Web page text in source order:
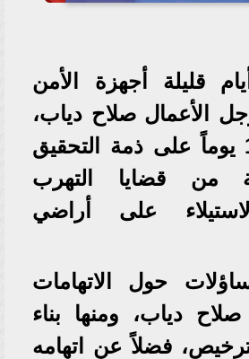
قليلة أجهزة الأمن
الأعمال صلاح دياب،
وتم حبسه 15 يوماً على ذمة التحقيق
من قضايا التهرب
على أراضي
حول الاتهامات
دياب، ومنها بناء
فضلاً عن اتهامه